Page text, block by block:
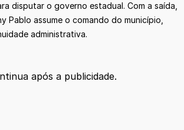
disputar o governo estadual. Com a saída,
Pablo assume o comando do município,
administrativa.
após a publicidade.